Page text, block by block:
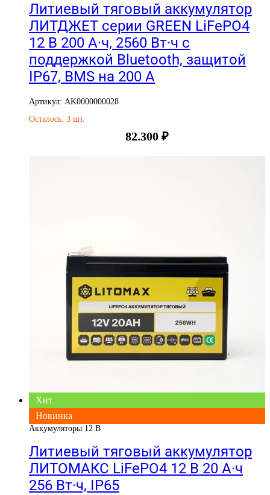
Литиевый тяговый аккумулятор
ЛИТДЖЕТ серии GREEN LiFePO4
12 В 200 А·ч, 2560 Вт·ч с
поддержкой Bluetooth, защитой
IP67, BMS на 200 А
Артикул: AK0000000028
Осталось: 3 шт.
82.300 ₽
Хит
Новинка
Аккумуляторы 12 В
Литиевый тяговый аккумулятор
ЛИТОМАКС LiFePO4 12 В 20 А·ч
256 Вт·ч, IP65